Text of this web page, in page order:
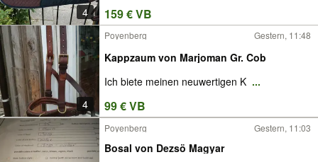
4 159 € VB
4
Poyenberg Gestern, 11:48
Kappzaum von Marjoman Gr. Cob
Ich biete meinen neuwertigen K ...
99 € VB
Poyenberg Gestern, 11:03
Bosal von Dezsö Magyar